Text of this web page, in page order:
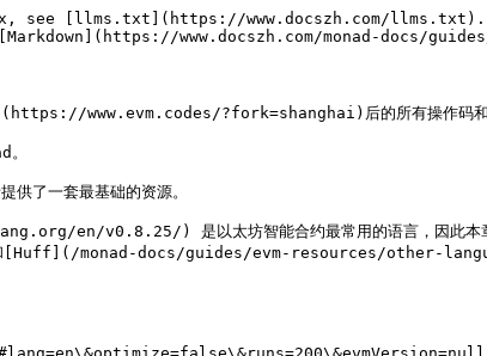
see [llms.txt](https://www.docszh.com/
www.docszh.com/monad-docs/
www.evm.codes/?fork=shanghai)后的所有操作码和预
。
供了一套最基础的资源。
v0.8.25/) 是以太坊智能合约最常用的语言，因此本
monad-docs/guides/evm-resources/other-languages/